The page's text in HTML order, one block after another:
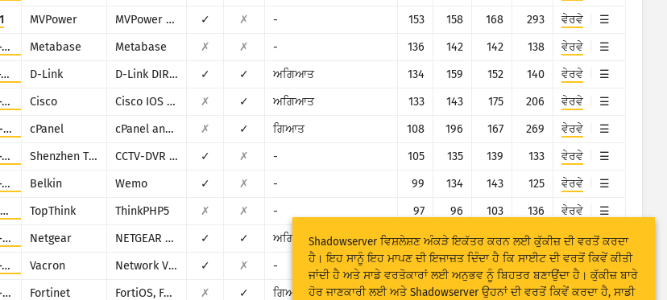
MVPower MVPower DVR ✓ ✗ - 153 158 168 293
ਵੇਰਵੇ
CVE-2023-38646 Metabase Metabase ✗ ✗ - 136 142 142 138
ਵੇਰਵੇ
CVE-2015-2051 D-Link D-Link DIR-645, DAP-1522 revB, DAP-1650 revB, DIR-880L, DIR-865L, DIR-860L revA, DIR-860L revB DIR-815 revB, DIR-300 revB, DIR-600 revB, DIR-645, TEW-751DR, TEW-733GR ✓ ✓ ਅਗਿਆਤ 134 159 152 140
ਵੇਰਵੇ
CVE-2023-20198 Cisco Cisco IOS XE ✗ ✓ ਅਗਿਆਤ 133 143 175 206
ਵੇਰਵੇ
CVE-2026-41940 cPanel cPanel and WHM ✗ ✓ ਗਿਆਤ 108 196 167 269
ਵੇਰਵੇ
CVE-2025-34036 Shenzhen TVT CCTV-DVR (rebranded by multiple vendors) ✓ ✗ - 105 135 139 133
ਵੇਰਵੇ
CVE-2019-12780 Belkin Wemo ✓ ✗ - 99 134 143 125
ਵੇਰਵੇ
CNVD-2018-24942 TopThink ThinkPHP5 ✗ ✗ - 97 96 103 136
ਵੇਰਵੇ
CVE-2016-6277 Netgear NETGEAR R/D Series Routers ✓ ✓ ਅਗਿਆਤ 82 87 90 89
ਵੇਰਵੇ
CVE-2025-34043 Vacron Network Video Recorder (NVR) ✓ ✗ - 74 92 87 86
ਵੇਰਵੇ
CVE-2022-40684 Fortinet FortiOS, FortiProxy, and FortiSwitchManager ✗ ✓ ਗਿਆਤ 34 21 17 18 ਵੇਰਵੇ
Shadowserver ਵਿਸ਼ਲੇਸ਼ਣ ਅੰਕੜੇ ਇਕੱਤਰ ਕਰਨ ਲਈ ਕੁੱਕੀਜ਼ ਦੀ ਵਰਤੋਂ ਕਰਦਾ
ਹੈ। ਇਹ ਸਾਨੂੰ ਇਹ ਮਾਪਣ ਦੀ ਇਜਾਜ਼ਤ ਦਿੰਦਾ ਹੈ ਕਿ ਸਾਈਟ ਦੀ ਵਰਤੋਂ ਕਿਵੇਂ ਕੀਤੀ
ਜਾਂਦੀ ਹੈ ਅਤੇ ਸਾਡੇ ਵਰਤੋਕਾਰਾਂ ਲਈ ਅਨੁਭਵ ਨੂੰ ਬਿਹਤਰ ਬਣਾਉਂਦਾ ਹੈ। ਕੁੱਕੀਜ਼ ਬਾਰੇ
ਹੋਰ ਜਾਣਕਾਰੀ ਲਈ ਅਤੇ Shadowserver ਉਹਨਾਂ ਦੀ ਵਰਤੋਂ ਕਿਵੇਂ ਕਰਦਾ ਹੈ, ਸਾਡੀ